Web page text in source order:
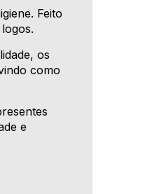
Feito
os
como
e